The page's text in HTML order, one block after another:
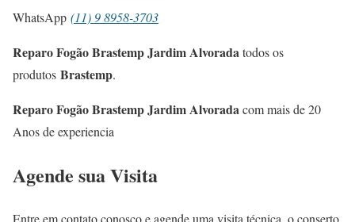
WhatsApp (11) 9 8958-3703
Reparo Fogão Brastemp Jardim Alvoradatodos os
produtos Brastemp.
Reparo Fogão Brastemp Jardim Alvoradacom mais de 20
Anos de experiencia
Agende sua Visita
Entre em contato conosco e agende uma visita técnica, o conserto